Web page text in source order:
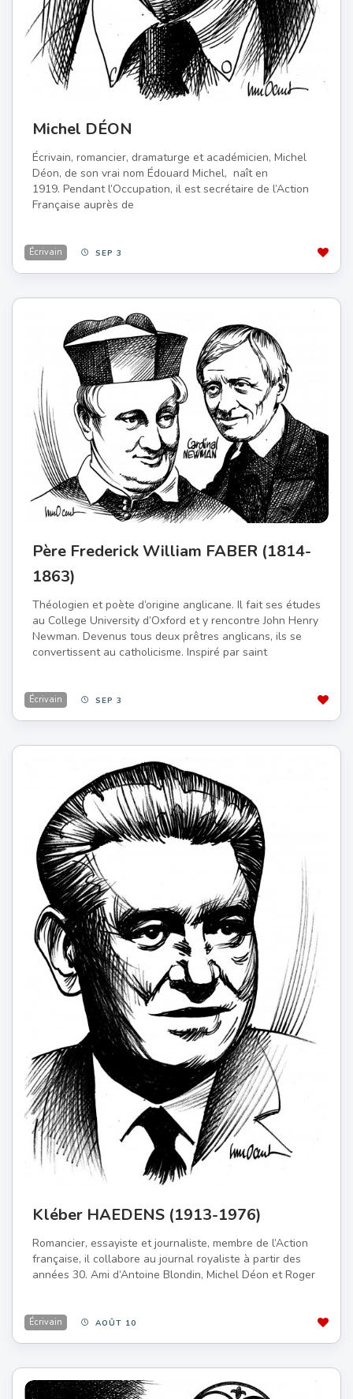
Michel DÉON
Écrivain, romancier, dramaturge et académicien, Michel
Déon, de son vrai nom Édouard Michel, naît en
1919. Pendant l’Occupation, il est secrétaire de l’Action
Française auprès de
Écrivain SEP 3
Père Frederick William FABER (1814-
1863)
Théologien et poète d’origine anglicane. Il fait ses études
au College University d’Oxford et y rencontre John Henry
Newman. Devenus tous deux prêtres anglicans, ils se
convertissent au catholicisme. Inspiré par saint
Écrivain SEP 3
Kléber HAEDENS (1913-1976)
Romancier, essayiste et journaliste, membre de l’Action
française, il collabore au journal royaliste à partir des
années 30. Ami d’Antoine Blondin, Michel Déon et Roger
Écrivain AOÛT 10